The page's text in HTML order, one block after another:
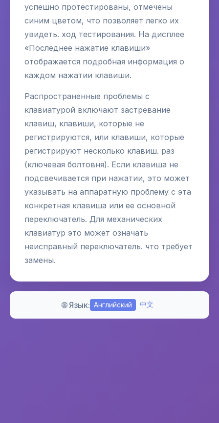
успешно протестированы, отмечены
синим цветом, что позволяет легко их
увидеть. ход тестирования. На дисплее
«Последнее нажатие клавиши»
отображается подробная информация о
каждом нажатии клавиши.
Распространенные проблемы с
клавиатурой включают застревание
клавиш, клавиши, которые не
регистрируются, или клавиши, которые
регистрируют несколько клавиш. раз
(ключевая болтовня). Если клавиша не
подсвечивается при нажатии, это может
указывать на аппаратную проблему с эта
конкретная клавиша или ее основной
переключатель. Для механических
клавиатур это может означать
неисправный переключатель. что требует
замены.
🌐 Язык: Английский 中文